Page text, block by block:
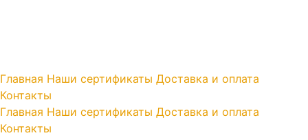
Главная Наши сертификаты Доставка и оплата
Контакты
Главная Наши сертификаты Доставка и оплата
Контакты